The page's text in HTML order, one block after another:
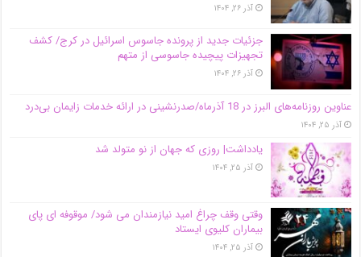
آذر ۲۶, ۱۴۰۴
جزئیات جدید از پرونده جاسوس اسرائیل در کرج/‌ کشف
تجهیزات پیچیده جاسوسی از متهم
آذر ۲۶, ۱۴۰۴
عناوین روزنامه‌های البرز در ‌18 آذرماه/صدرنشینی در ارائه خدمات زایمان بی‌درد
آذر ۲۵, ۱۴۰۴
یادداشت| روزی که جهان از نو متولد شد
آذر ۲۵, ۱۴۰۴
وقتی وقف چراغ امید نیازمندان می شود/ موقوفه ای پای
بیماران کلیوی ایستاد
آذر ۲۵, ۱۴۰۴